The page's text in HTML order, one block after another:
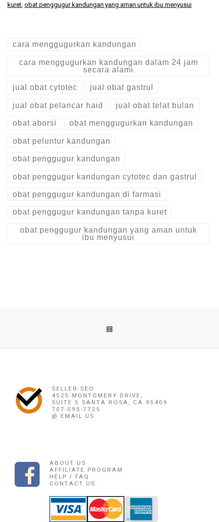
kuret obat penggugur kandungan yang aman untuk ibu menyusui
cara menggugurkan kandungan
cara menggugurkan kandungan dalam 24 jam
secara alami
jual obat cytotec jual obat gastrul
jual obat pelancar haid jual obat telat bulan
obat aborsi obat menggugurkan kandungan
obat peluntur kandungan
obat penggugur kandungan
obat penggugur kandungan cytotec dan gastrul
obat penggugur kandungan di farmasi
obat penggugur kandungan tanpa kuret
obat penggugur kandungan yang aman untuk
ibu menyusui
SELLER SEO
4525 MONTOMERY DRIVE,
SUITE 5 SANTA ROSA, CA 95409
707-595-7725
@ EMAIL US
ABOUT US
AFFILIATE PROGRAM
HELP / FAQ
CONTACT US